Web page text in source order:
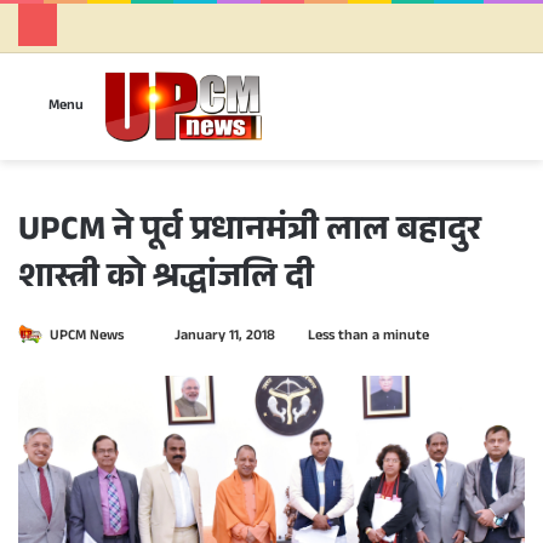
Menu
UPCM ने पूर्व प्रधानमंत्री लाल बहादुर
शास्त्री को श्रद्धांजलि दी
UPCM News
n
e
January 11, 2018 Less than a minute